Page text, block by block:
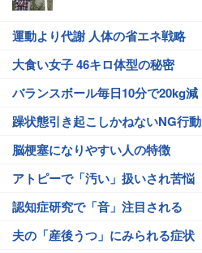
運動より代謝 人体の省エネ戦略
大食い女子 46キロ体型の秘密
バランスボール毎日10分で20kg減
躁状態引き起こしかねないNG行動
脳梗塞になりやすい人の特徴
アトピーで「汚い」扱いされ苦悩
認知症研究で「音」注目される
夫の「産後うつ」にみられる症状